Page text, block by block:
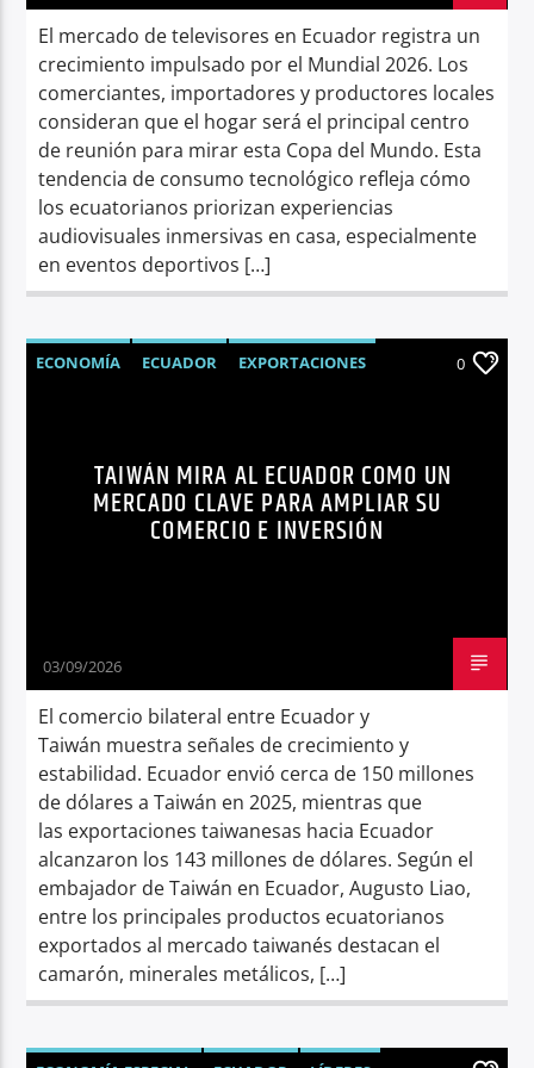
El mercado de televisores en Ecuador registra un
crecimiento impulsado por el Mundial 2026. Los
comerciantes, importadores y productores locales
consideran que el hogar será el principal centro
de reunión para mirar esta Copa del Mundo. Esta
tendencia de consumo tecnológico refleja cómo
los ecuatorianos priorizan experiencias
audiovisuales inmersivas en casa, especialmente
en eventos deportivos […]
ECONOMÍA ECUADOR
EXPORTACIONES
0
TAIWÁN MIRA AL ECUADOR COMO UN
MERCADO CLAVE PARA AMPLIAR SU
COMERCIO E INVERSIÓN
03/09/2026
El comercio bilateral entre Ecuador y
Taiwán muestra señales de crecimiento y
estabilidad. Ecuador envió cerca de 150 millones
de dólares a Taiwán en 2025, mientras que
las exportaciones taiwanesas hacia Ecuador
alcanzaron los 143 millones de dólares. Según el
embajador de Taiwán en Ecuador, Augusto Liao,
entre los principales productos ecuatorianos
exportados al mercado taiwanés destacan el
camarón, minerales metálicos, […]